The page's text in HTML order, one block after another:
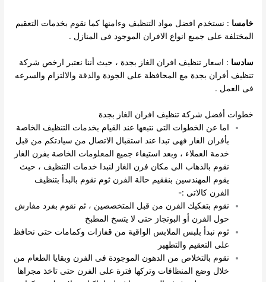
خامسا : نستخدم افضل مواد التنظيف وءامنها كما نقوم بخدمات التعقيم
المختلفة على جميع انواع الافران الموجود فى المنازل .
سادسا : اسعار تنظيف افران الغاز بجدة ، حيث أننا نعتبر ارخص شركة
تنظيف أفران بجدة مع المحافظة على الجودة والدقة والالتزام والسرعه
فى العمل .
خطوات أفضل شركة تنظيف افران الغاز بجدة
اما عن الخطوات التى نتبعها عند القيام بخدمات التنظيف الخاصة
بأفران الغاز فهى تبدا عند استقبال الاتصال من سيادتكم من قبل
خدمة العملاء ، وبعد استيفاء جميع المعلومات الخاصة بفرن الغاز
نقوم بالذهاب الى مكان فرن الغاز لنبدا خدمات التنظيف ، حيث
يقوم المهندسين بنققيم حالة الفرن ثوم نقوم بالبدأ بتنظيف
الفرن كالاتى :-
نقوم بتفكيك الفرن من قبل المتخصصين ، ثم نقوم بفرد مفارش
حول الفرن أو البوتجاز حتى لا يتسخ المطبخ
ثوم نبدأ بلبس الملابس الواقية من قفازات وكمامات حتى نحافظ
على التعقيم والتطهير
نقوم بالتخلاص من الدهون الموجودة فى الفرن وبقايا الطعام من
خلال وضع المنظافات وتركها فترة على الفرن حتى تاخذ مجراها